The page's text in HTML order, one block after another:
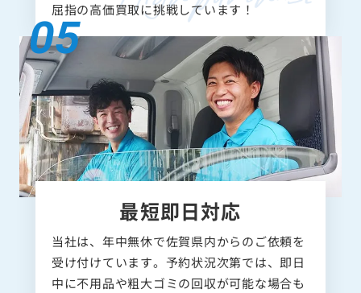
屈指の高価買取に挑戦しています！
最短即日対応
当社は、年中無休で佐賀県内からのご依頼を
受け付けています。予約状況次第では、即日
中に不用品や粗大ゴミの回収が可能な場合も